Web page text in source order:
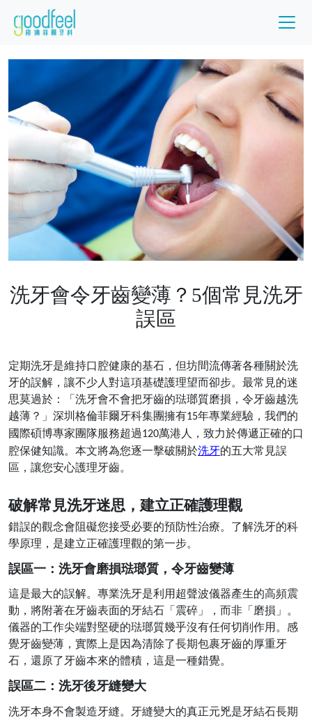
洗牙會令牙齒變薄？5個常見洗牙
誤區
定期洗牙是維持口腔健康的基石，但坊間流傳著各種關於洗
牙的誤解，讓不少人對這項基礎護理望而卻步。最常見的迷
思莫過於：「洗牙會不會把牙齒的琺瑯質磨損，令牙齒越洗
越薄？」深圳格倫菲爾牙科集團擁有15年專業經驗，我們的
國際碩博專家團隊服務超過120萬港人，致力於傳遞正確的口
腔保健知識。本文將為您逐一擊破關於洗牙的五大常見誤
區，讓您安心護理牙齒。
破解常見洗牙迷思，建立正確護理觀
錯誤的觀念會阻礙您接受必要的預防性治療。了解洗牙的科
學原理，是建立正確護理觀的第一步。
誤區一：洗牙會磨損琺瑯質，令牙齒變薄
這是最大的誤解。專業洗牙是利用超聲波儀器產生的高頻震
動，將附著在牙齒表面的牙結石「震碎」，而非「磨損」。
儀器的工作尖端對堅硬的琺瑯質幾乎沒有任何切削作用。感
覺牙齒變薄，實際上是因為清除了長期包裹牙齒的厚重牙
石，還原了牙齒本來的體積，這是一種錯覺。
誤區二：洗牙後牙縫變大
洗牙本身不會製造牙縫。牙縫變大的真正元兇是牙結石長期